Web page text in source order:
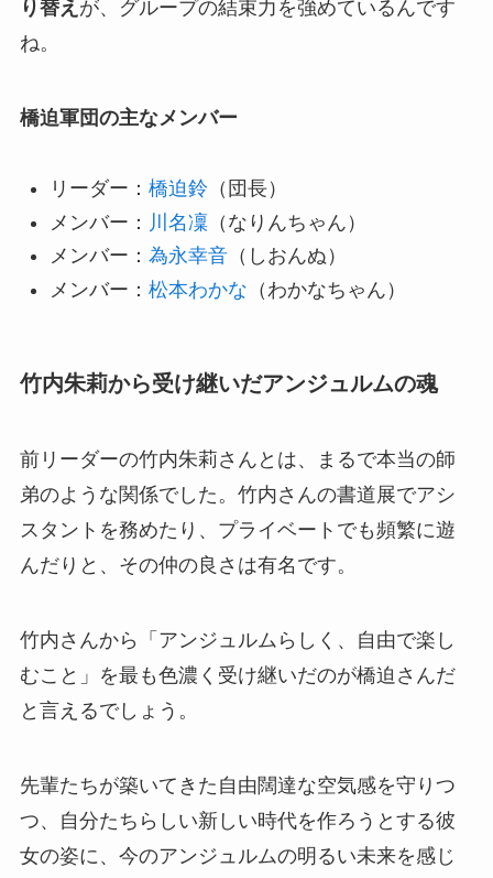
り替え が、グループの結束力を強めているんです
ね。
橋迫軍団の主なメンバー
リーダー： 橋迫鈴 （団長）
メンバー： 川名凜（なりんちゃん）
メンバー： 為永幸音（しおんぬ）
メンバー： 松本わかな （わかなちゃん）
竹内朱莉から受け継いだアンジュルムの魂
前リーダーの竹内朱莉さんとは、まるで本当の師
弟のような関係でした。竹内さんの書道展でアシ
スタントを務めたり、プライベートでも頻繁に遊
んだりと、その仲の良さは有名です。
竹内さんから「アンジュルムらしく、自由で楽し
むこと」を最も色濃く受け継いだのが橋迫さんだ
と言えるでしょう。
先輩たちが築いてきた自由闊達な空気感を守りつ
つ、自分たちらしい新しい時代を作ろうとする彼
女の姿に、今のアンジュルムの明るい未来を感じ